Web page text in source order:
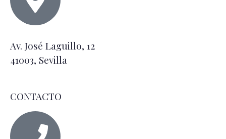
Av. José Laguillo, 12
41003, Sevilla
CONTACTO